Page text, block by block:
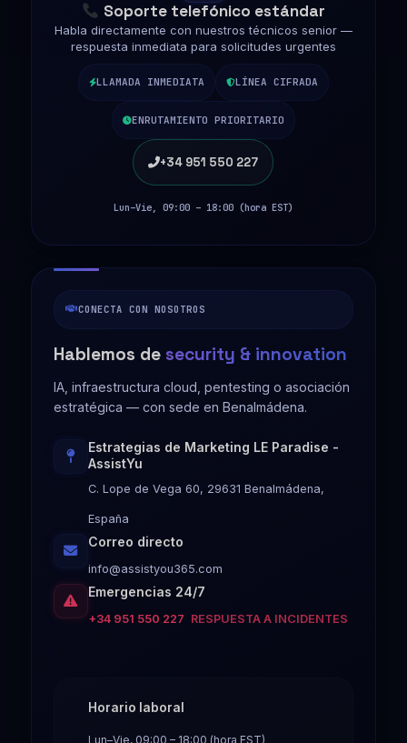
Soporte telefónico estándar
Habla directamente con nuestros técnicos senior —
respuesta inmediata para solicitudes urgentes
LLAMADA INMEDIATA LÍNEA CIFRADA
ENRUTAMIENTO PRIORITARIO
+34 951 550 227
Lun–Vie, 09:00 – 18:00 (hora EST)
CONECTA CON NOSOTROS
Hablemos de security & innovation
IA, infraestructura cloud, pentesting o asociación
estratégica — con sede en Benalmádena.
Estrategias de Marketing LE Paradise -
AssistYu
C. Lope de Vega 60, 29631 Benalmádena,
España
Correo directo
info@assistyou365.com
Emergencias 24/7
+34 951 550 227 RESPUESTA A INCIDENTES
Horario laboral
Lun–Vie, 09:00 – 18:00 (hora EST)